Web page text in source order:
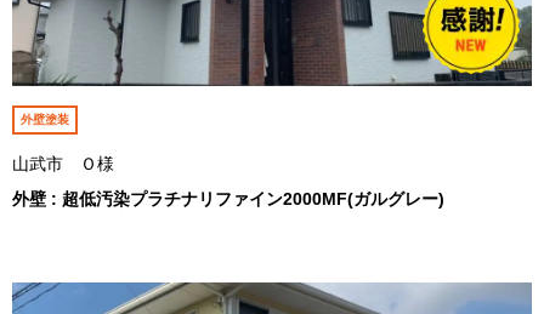
外壁塗装
山武市 Ｏ様
外壁 : 超低汚染プラチナリファイン2000MF(ガルグレー)